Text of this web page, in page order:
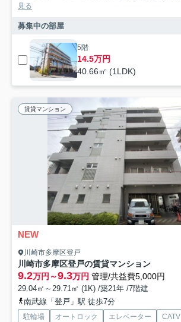
見る
募集中の部屋
5階
14.5万円
40.66㎡ (1LDK)
賃貸マンション
NEW
川崎市多摩区登戸
川崎市多摩区登戸の賃貸マンション
9.2万円～9.3万円 管理/共益費5,000円
29.04㎡～29.71㎡ (1K) /築21年 /7階建
南武線「登戸」駅 徒歩7分
駐輪場 オートロック エレベーター
CATV